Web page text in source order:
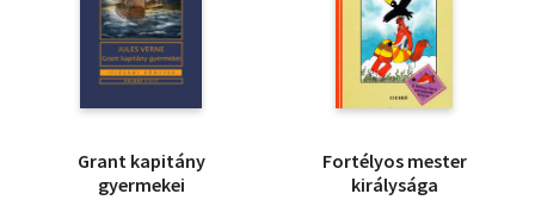
Grant kapitány
gyermekei
Fortélyos mester
királysága